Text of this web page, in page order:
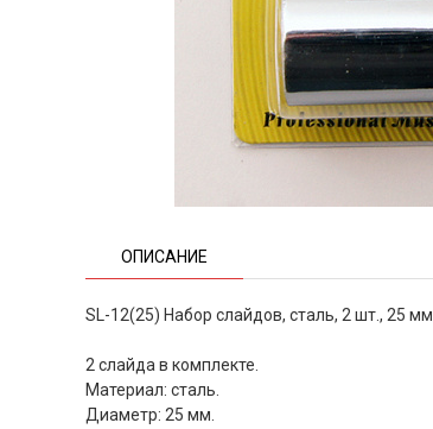
ОПИСАНИЕ
SL-12(25) Набор слайдов, сталь, 2 шт., 25 мм
2 слайда в комплекте.
Материал: сталь.
Диаметр: 25 мм.